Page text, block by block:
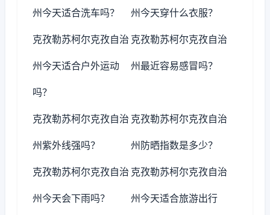
州今天适合洗车吗？ 州今天穿什么衣服？
克孜勒苏柯尔克孜自治
州今天适合户外运动
吗？
克孜勒苏柯尔克孜自治
州最近容易感冒吗？
克孜勒苏柯尔克孜自治
州紫外线强吗？
克孜勒苏柯尔克孜自治
州防晒指数是多少？
克孜勒苏柯尔克孜自治
州今天会下雨吗？
克孜勒苏柯尔克孜自治
州今天适合旅游出行